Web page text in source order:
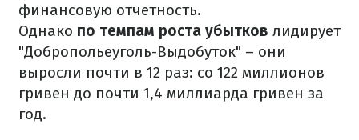
финансовую отчетность.
Однако по темпам роста убытков лидирует
"Добропольеуголь-Выдобуток" – они
выросли почти в 12 раз: со 122 миллионов
гривен до почти 1,4 миллиарда гривен за
год.